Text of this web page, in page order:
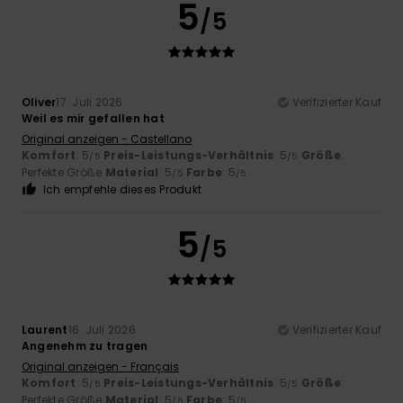
5/5
Oliver17. Juli 2026
Verifizierter Kauf
Weil es mir gefallen hat
Original anzeigen - Castellano
Komfort: 5/5 Preis-Leistungs-Verhältnis: 5/5 Größe:
Perfekte Größe Material: 5/5 Farbe: 5/5
Ich empfehle dieses Produkt
5/5
Laurent16. Juli 2026
Verifizierter Kauf
Angenehm zu tragen
Original anzeigen - Français
Komfort: 5/5 Preis-Leistungs-Verhältnis: 5/5 Größe:
Perfekte Größe Material: 5 Farbe: 5